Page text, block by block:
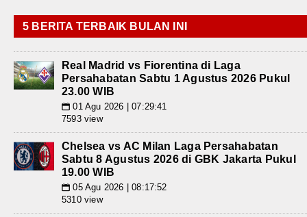
5 BERITA TERBAIK BULAN INI
Real Madrid vs Fiorentina di Laga
Persahabatan Sabtu 1 Agustus 2026 Pukul
23.00 WIB
📅 01 Agu 2026 | 07:29:41
7593 view
Chelsea vs AC Milan Laga Persahabatan
Sabtu 8 Agustus 2026 di GBK Jakarta Pukul
19.00 WIB
📅 05 Agu 2026 | 08:17:52
5310 view